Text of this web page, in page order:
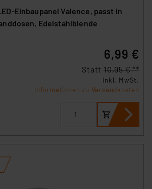
Einbaupanel Valence, passt in
Edelstahlblende
6,99 €
Statt 10,95 € **
inkl. MwSt.
Informationen zu Versandkosten